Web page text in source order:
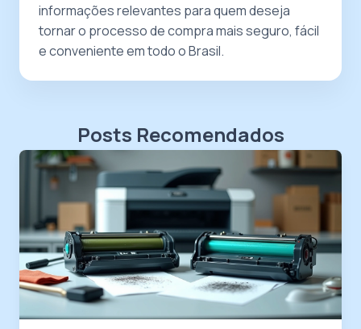
informações relevantes para quem deseja
tornar o processo de compra mais seguro, fácil
e conveniente em todo o Brasil.
Posts Recomendados